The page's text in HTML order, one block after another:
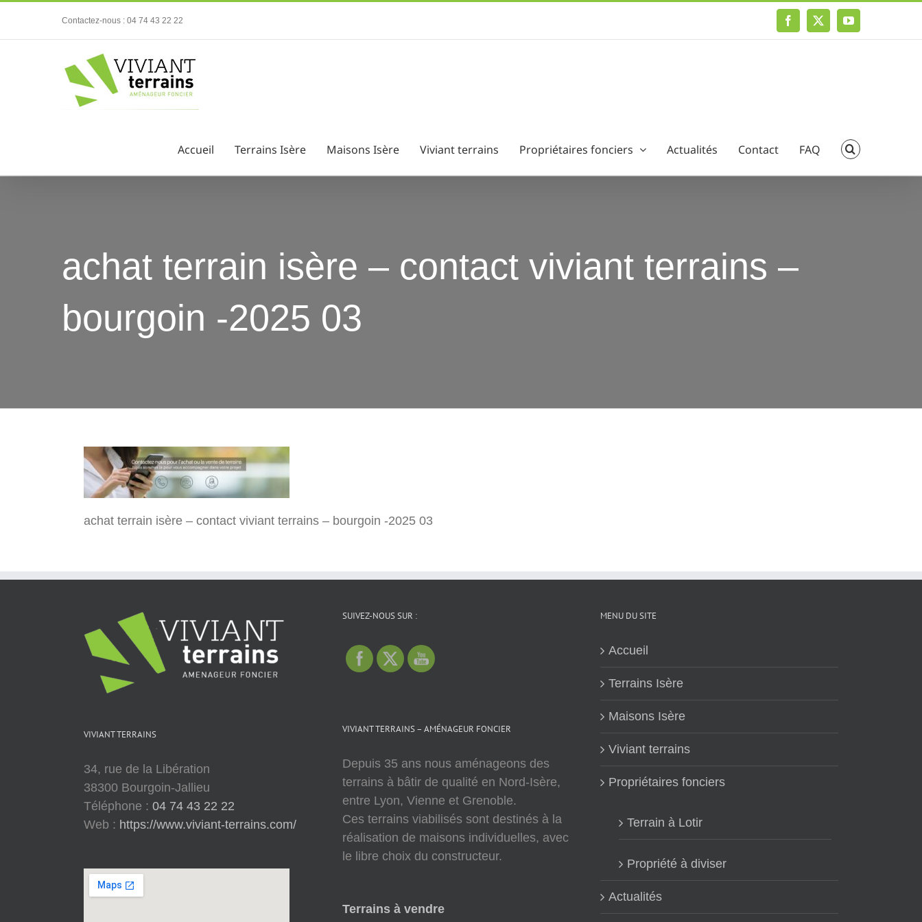
Contactez-nous : 04 74 43 22 22 Facebook
X YouTube
Accueil Terrains Isère Maisons Isère Viviant terrains Propriétaires fonciers Actualités Contact FAQ
achat terrain isère – contact viviant terrains –
bourgoin -2025 03
achat terrain isère – contact viviant terrains – bourgoin -2025 03
VIVIANT TERRAINS
34, rue de la Libération
38300 Bourgoin-Jallieu
Téléphone : 04 74 43 22 22
Web : https://www.viviant-terrains.com/
SUIVEZ-NOUS SUR :
VIVIANT TERRAINS – AMÉNAGEUR FONCIER
Depuis 35 ans nous aménageons des
terrains à bâtir de qualité en Nord-Isère,
entre Lyon, Vienne et Grenoble.
Ces terrains viabilisés sont destinés à la
réalisation de maisons individuelles, avec
le libre choix du constructeur.
Terrains à vendre
MENU DU SITE
Accueil
Terrains Isère
Maisons Isère
Viviant terrains
Propriétaires fonciers
Terrain à Lotir
Propriété à diviser
Actualités